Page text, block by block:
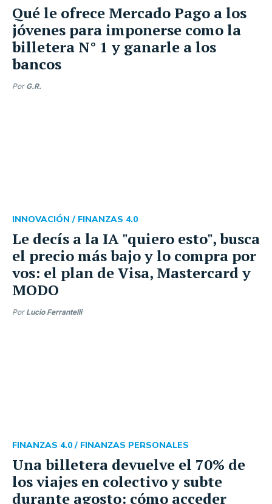
Qué le ofrece Mercado Pago a los
jóvenes para imponerse como la
billetera N° 1 y ganarle a los
bancos
Por G.R.
Le decís a la IA "quiero esto", busca
el precio más bajo y lo compra por
vos: el plan de Visa, Mastercard y
MODO
INNOVACIÓN / FINANZAS 4.0
Por Lucio Ferrantelli
Una billetera devuelve el 70% de
los viajes en colectivo y subte
durante agosto: cómo acceder
FINANZAS 4.0 / FINANZAS PERSONALES